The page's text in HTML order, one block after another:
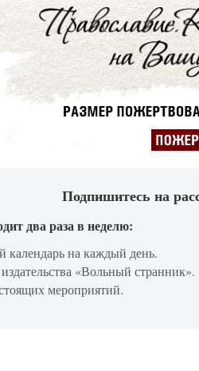
Подпишитесь на
два раза в неделю:
календарь на каждый день.
«Вольный странник».
мероприятий.